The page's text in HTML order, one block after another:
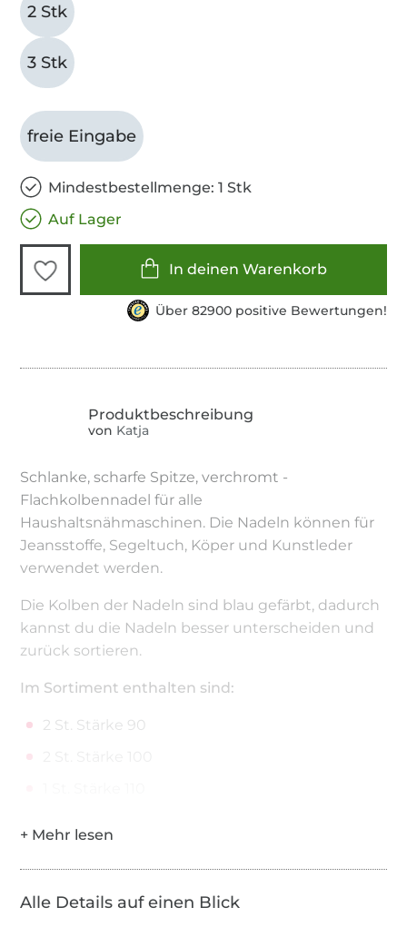
2 Stk
3 Stk
freie Eingabe
Mindestbestellmenge: 1 Stk
Auf Lager
In deinen Warenkorb
Über 82900 positive Bewertungen!
von Katja
Schlanke, scharfe Spitze, verchromt -
Flachkolbennadel für alle
Haushaltsnähmaschinen. Die Nadeln können für
Jeansstoffe, Segeltuch, Köper und Kunstleder
verwendet werden.
Die Kolben der Nadeln sind blau gefärbt, dadurch
kannst du die Nadeln besser unterscheiden und
zurück sortieren.
Im Sortiment enthalten sind:
2 St. Stärke 90
Alle Details auf einen Blick